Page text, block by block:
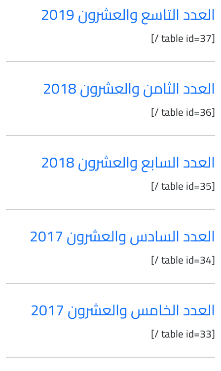
العدد التاسع والعشرون 2019
العدد الثامن والعشرون 2018
العدد السابع والعشرون 2018
العدد السادس والعشرون 2017
العدد الخامس والعشرون 2017